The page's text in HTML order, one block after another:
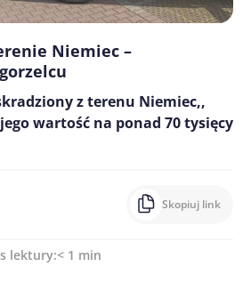
Niemiec –
z terenu Niemiec,,
wartość na ponad 70 tysięcy
Skopiuj link
lektury:< 1 min